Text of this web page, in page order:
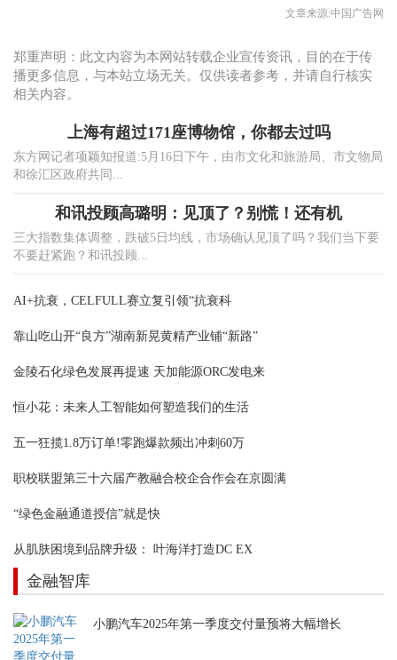
文章来源:中国广告网
郑重声明：此文内容为本网站转载企业宣传资讯，目的在于传
播更多信息，与本站立场无关。仅供读者参考，并请自行核实
相关内容。
上海有超过171座博物馆，你都去过吗
东方网记者项颖知报道:5月16日下午，由市文化和旅游局、市文物局
和徐汇区政府共同...
和讯投顾高璐明：见顶了？别慌！还有机
三大指数集体调整，跌破5日均线，市场确认见顶了吗？我们当下要
不要赶紧跑？和讯投顾...
AI+抗衰，CELFULL赛立复引领“抗衰科
靠山吃山开“良方”湖南新晃黄精产业铺“新路”
金陵石化绿色发展再提速 天加能源ORC发电来
恒小花：未来人工智能如何塑造我们的生活
五一狂揽1.8万订单!零跑爆款频出冲刺60万
职校联盟第三十六届产教融合校企合作会在京圆满
“绿色金融通道授信”就是快
从肌肤困境到品牌升级： 叶海洋打造DC EX
金融智库
小鹏汽车2025年第一季度交付量预将大幅增长